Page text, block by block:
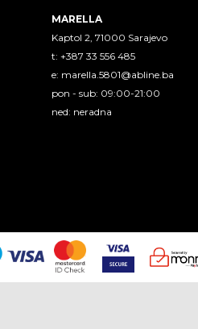
MARELLA
Kaptol 2, 71000 Sarajevo
t: +387 33 556 485
e: marella.5801@abline.ba
pon - sub: 09:00-21:00
ned: neradna